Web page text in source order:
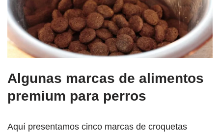
Algunas marcas de alimentos
premium para perros
Aquí presentamos cinco marcas de croquetas